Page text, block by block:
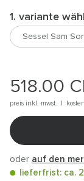
1. variante
518.00
preis inkl. mwst. |
oder auf den
lieferfrist: ca.